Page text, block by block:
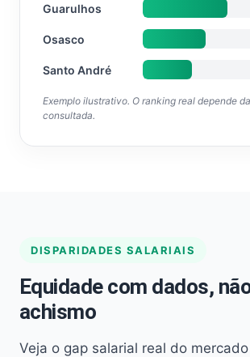
Guarulhos
Osasco
Santo André
Exemplo ilustrativo. O ranking real depende
consultada.
DISPARIDADES SALARIAIS
Equidade com dados,
achismo
Veja o gap salarial real do